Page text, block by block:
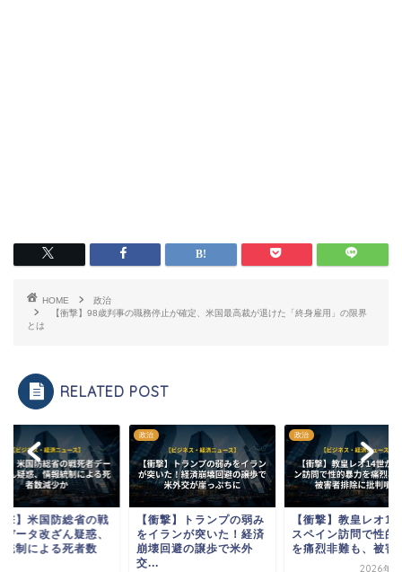
HOME
政治
【衝撃】98歳判事の職務停止が確定、米国最高裁が退けた「終身雇用」の限界
とは
RELATED POST
撃】トランプの弱み
ランが突いた！経済
回避の譲歩で米外
政治
【衝撃】教皇レオ14世が
スペイン訪問で性的暴力
を痛烈非難も、被害者...
政治
【衝撃】米国防総省
死者データ改ざん疑
情報統制による死者